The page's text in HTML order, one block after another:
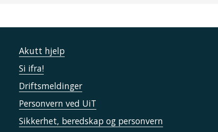
Akutt hjelp
Si ifra!
Driftsmeldinger
Personvern ved UiT
Sikkerhet, beredskap og personvern